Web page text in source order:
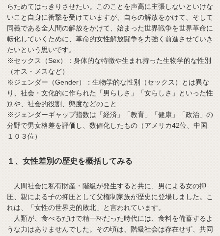
らためてはっきりさせたい。このことを声高に主張しないといけな
いこと自身に衝撃を受けていますが、自らの解放をかけて、そして
同義である全人間の解放をかけて、始まった世界戦争を世界革命に
転化していくために、革命的女性解放闘争を力強く前進させていき
たいという思いです。
※セックス（Sex）：身体的な特徴や生まれ持った生物学的な性別
（オス・メスなど）
※ジェンダー（Gender）：生物学的な性別（セックス）とは異な
り、社会・文化的に作られた「男らしさ」「女らしさ」といった性
別や、社会的役割、態度などのこと
※ジェンダーギャップ指数は「経済」「教育」「健康」「政治」の
分野で男女格差を評価し、数値化したもの（アメリカ42位、中国
１０３位）
１、女性差別の歴史を概括してみる
人間社会に私有財産・階級が発生すると共に、男による女の抑
圧、親による子の抑圧として父権制家族が歴史に登場しました。こ
れは、「女性の世界史的敗北」と言われています。
人類が、食べるだけで精一杯だった時代には、食料を備蓄するよ
うな力はありませんでした。その頃は、階級社会は存在せず、共同